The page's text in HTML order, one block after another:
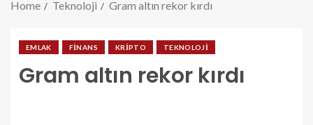
Home Teknoloji Gram altın rekor kırdı
EMLAK FINANS KRIPTO TEKNOLOJI
Gram altın rekor kırdı